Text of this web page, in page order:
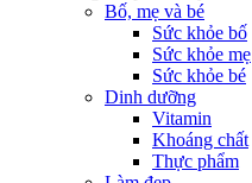
Bố, mẹ và bé
Sức khỏe bố
Sức khỏe mẹ
Sức khỏe bé
Dinh dưỡng
Vitamin
Khoáng chất
Thực phẩm